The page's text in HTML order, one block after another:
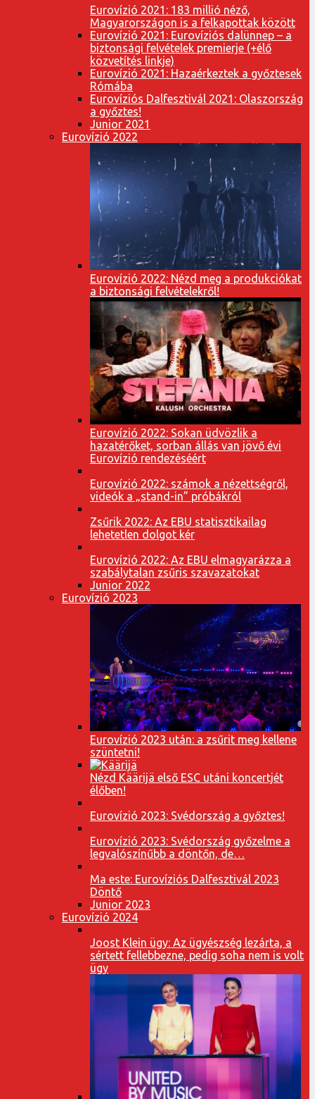
Eurovízió 2021: 183 millió néző,
Magyarországon is a felkapottak között
Eurovízió 2021: Eurovíziós dalünnep – a
biztonsági felvételek premierje (+élő
közvetítés linkje)
Eurovízió 2021: Hazaérkeztek a győztesek
Rómába
Eurovíziós Dalfesztivál 2021: Olaszország
a győztes!
Junior 2021
Eurovízió 2022
Eurovízió 2022: Nézd meg a produkciókat
a biztonsági felvételekről!
Eurovízió 2022: Sokan üdvözlik a
hazatérőket, sorban állás van jövő évi
Eurovízió rendezéséért
Eurovízió 2022: számok a nézettségről,
videók a „stand-in” próbákról
Zsűrik 2022: Az EBU statisztikailag
lehetetlen dolgot kér
Eurovízió 2022: Az EBU elmagyarázza a
szabálytalan zsűris szavazatokat
Junior 2022
Eurovízió 2023
Eurovízió 2023 után: a zsűrit meg kellene
szüntetni!
Nézd Käärijä első ESC utáni koncertjét
élőben!
Eurovízió 2023: Svédország a győztes!
Eurovízió 2023: Svédország győzelme a
legvalószínűbb a döntőn, de…
Ma este: Eurovíziós Dalfesztivál 2023
Döntő
Junior 2023
Eurovízió 2024
Joost Klein ügy: Az ügyészség lezárta, a
sértett fellebbezne, pedig soha nem is volt
ügy